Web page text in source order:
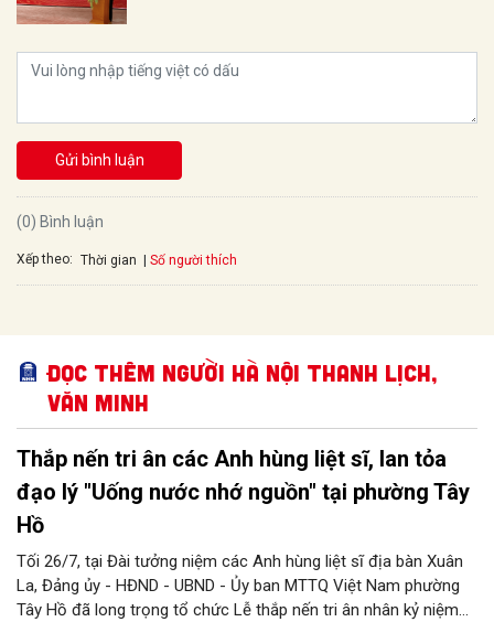
Gửi bình luận
(0) Bình luận
Xếp theo: Thời gian Số người thích
Đọc thêm Người Hà Nội thanh lịch,
văn minh
Thắp nến tri ân các Anh hùng liệt sĩ, lan tỏa
đạo lý "Uống nước nhớ nguồn" tại phường Tây
Hồ
Tối 26/7, tại Đài tưởng niệm các Anh hùng liệt sĩ địa bàn Xuân
La, Đảng ủy - HĐND - UBND - Ủy ban MTTQ Việt Nam phường
Tây Hồ đã long trọng tổ chức Lễ thắp nến tri ân nhân kỷ niệm